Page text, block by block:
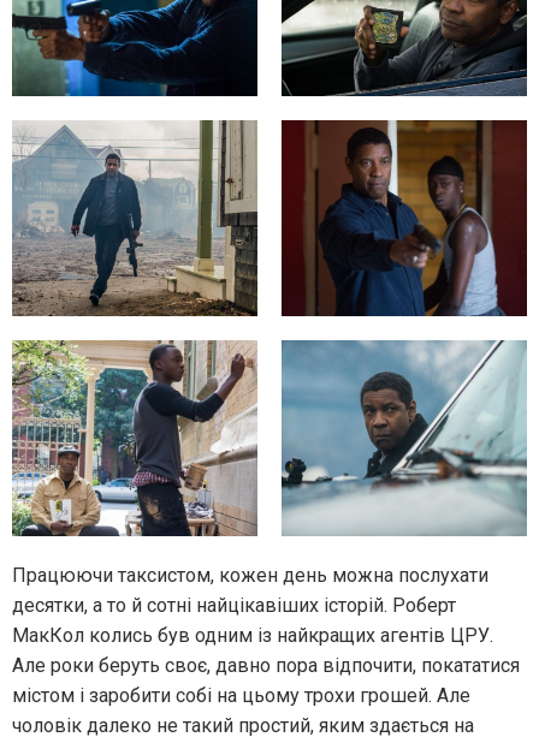
Працюючи таксистом, кожен день можна послухати
десятки, а то й сотні найцікавіших історій. Роберт
МакКол колись був одним із найкращих агентів ЦРУ.
Але роки беруть своє, давно пора відпочити, покататися
містом і заробити собі на цьому трохи грошей. Але
чоловік далеко не такий простий, яким здається на